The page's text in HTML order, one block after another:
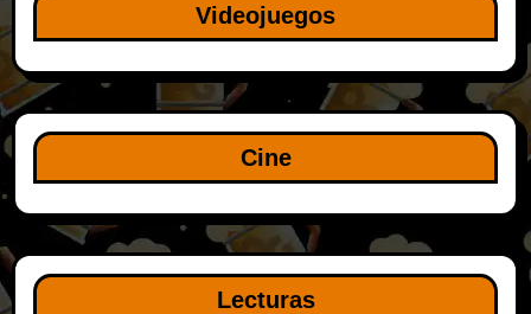
Videojuegos
Cine
Lecturas